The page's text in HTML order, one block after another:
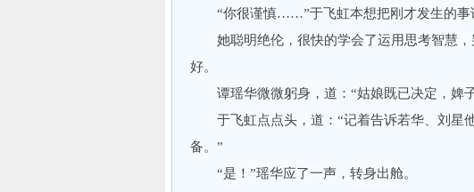
“你很谨慎……”于飞虹本想把刚才发生的事
她聪明绝伦，很快的学会了运用思考智慧，
好。
谭瑶华微微躬身，道：“姑娘既已决定，婢
于飞虹点点头，道：“记着告诉若华、刘星
备。”
“是！”瑶华应了一声，转身出舱。